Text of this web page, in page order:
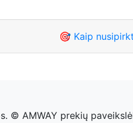
🎯 Kaip
© AMWAY prekių